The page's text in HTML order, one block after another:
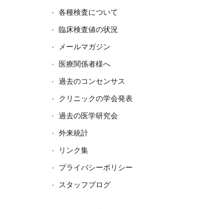
各種検査について
臨床検査値の状況
メールマガジン
医療関係者様へ
過去のコンセンサス
クリニックの学会発表
過去の医学研究会
外来統計
リンク集
プライバシーポリシー
スタッフブログ